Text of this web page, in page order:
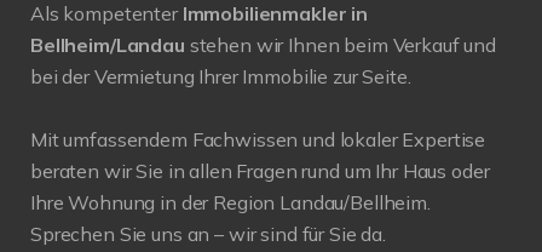
Als kompetenter Immobilienmakler in
Bellheim/Landau stehen wir Ihnen beim Verkauf und
bei der Vermietung Ihrer Immobilie zur Seite.
Mit umfassendem Fachwissen und lokaler Expertise
beraten wir Sie in allen Fragen rund um Ihr Haus oder
Ihre Wohnung in der Region Landau/Bellheim.
Sprechen Sie uns an – wir sind für Sie da.